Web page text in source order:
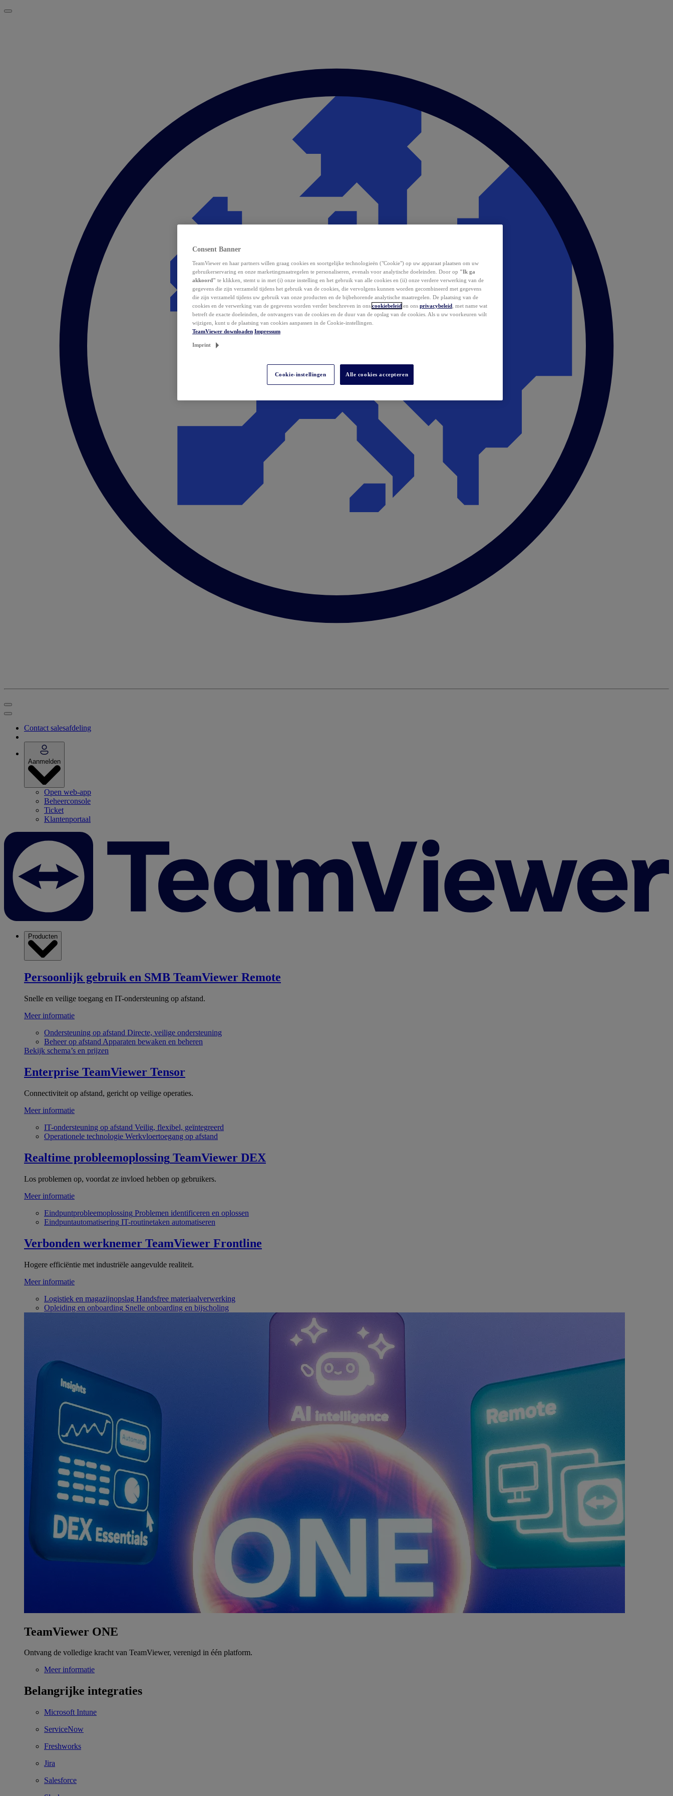
Contact salesafdeling
Aanmelden
Open web-app
Beheerconsole
Ticket
Klantenportaal
Producten
Persoonlijk gebruik en SMB TeamViewer Remote
Snelle en veilige toegang en IT-ondersteuning op afstand.
Meer informatie
Ondersteuning op afstand Directe, veilige ondersteuning
Beheer op afstand Apparaten bewaken en beheren
Bekijk schema’s en prijzen
Enterprise TeamViewer Tensor
Connectiviteit op afstand, gericht op veilige operaties.
Meer informatie
IT-ondersteuning op afstand Veilig, flexibel, geïntegreerd
Operationele technologie Werkvloertoegang op afstand
Realtime probleemoplossing TeamViewer DEX
Los problemen op, voordat ze invloed hebben op gebruikers.
Meer informatie
Eindpuntprobleemoplossing Problemen identificeren en oplossen
Eindpuntautomatisering IT-routinetaken automatiseren
Verbonden werknemer TeamViewer Frontline
Hogere efficiëntie met industriële aangevulde realiteit.
Meer informatie
Logistiek en magazijnopslag Handsfree materiaalverwerking
Opleiding en onboarding Snelle onboarding en bijscholing
TeamViewer ONE
Ontvang de volledige kracht van TeamViewer, verenigd in één platform.
Meer informatie
Belangrijke integraties
Microsoft Intune
ServiceNow
Freshworks
Jira
Salesforce
Consent Banner
TeamViewer en haar partners willen graag cookies en soortgelijke technologieën ("Cookie") op uw apparaat plaatsen om uw
gebruikerservaring en onze marketingmaatregelen te personaliseren, evenals voor analytische doeleinden. Door op "Ik ga
akkoord" te klikken, stemt u in met (i) onze instelling en het gebruik van alle cookies en (ii) onze verdere verwerking van de
gegevens die zijn verzameld tijdens het gebruik van de cookies, die vervolgens kunnen worden gecombineerd met gegevens
die zijn verzameld tijdens uw gebruik van onze producten en de bijbehorende analytische maatregelen. De plaatsing van de
cookies en de verwerking van de gegevens worden verder beschreven in ons cookiebeleid en ons privacybeleid , met name wat
betreft de exacte doeleinden, de ontvangers van de cookies en de duur van de opslag van de cookies. Als u uw voorkeuren wilt
wijzigen, kunt u de plaatsing van cookies aanpassen in de Cookie-instellingen.
TeamViewer downloaden Impressum
Imprint
Cookie-instellingen Alle cookies accepteren